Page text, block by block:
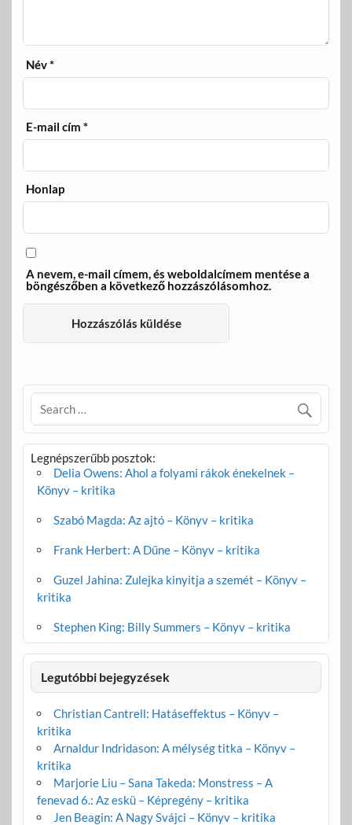
Név*
E-mail cím*
Honlap
A nevem, e-mail címem, és weboldalcímem mentése a
böngészőben a következő hozzászólásomhoz.
Legnépszerűbb posztok:
Delia Owens: Ahol a folyami rákok énekelnek –
Könyv – kritika
Szabó Magda: Az ajtó – Könyv – kritika
Frank Herbert: A Dűne – Könyv – kritika
Guzel Jahina: Zulejka kinyitja a szemét – Könyv –
kritika
Stephen King: Billy Summers – Könyv – kritika
Legutóbbi bejegyzések
Christian Cantrell: Hatáseffektus – Könyv –
kritika
Arnaldur Indridason: A mélység titka – Könyv –
kritika
Marjorie Liu – Sana Takeda: Monstress – A
fenevad 6.: Az eskü – Képregény – kritika
Jen Beagin: A Nagy Svájci – Könyv – kritika